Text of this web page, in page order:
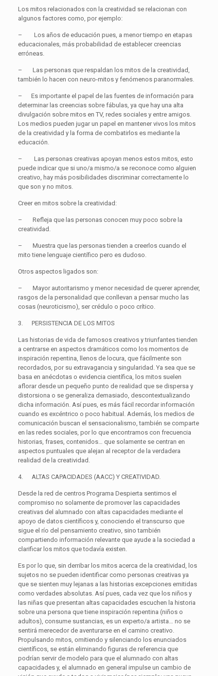
Los mitos relacionados con la creatividad se relacionan con
algunos factores como, por ejemplo:
– Los años de educación pues, a menor tiempo en etapas
educacionales, más probabilidad de establecer creencias
erróneas.
– Las personas que respaldan los mitos de la creatividad,
también lo hacen con neuro-mitos y fenómenos paranormales.
–
Es importante el papel de las fuentes de información para
determinar las creenciassobre fábulas, ya que hay una alta
divulgación sobre mitos en TV, redes sociales y entre amigos.
Los medios pueden jugar un papel en mantener vivos los mitos
de la creatividad y la forma de combatirlos es mediante la
educación
– Las personascreativas apoyan menos estos mitos, esto
puede indicar que si uno/a mismo/a se reconoce como alguien
creativo , hay más posibilidades discriminar correctamente lo
que son y no mitos.
Creer en mitos sobre la creatividad :
–
Refleja que las personas conocen muy poco sobre la
creatividad.
–
Muestra que las personas tienden a creerlos cuando el
mito tiene lenguaje científico pero es dudoso.
Otros aspectos ligados son:
–
Mayor autoritarismo y menor necesidad de querer aprender,
rasgos de la personalidad que conllevan a pensar mucho las
cosas (neuroticismo), ser crédulo o poco crítico.
3. PERSISTENCIA DE LOS MITOS
Las historias de vida de famosos creativos y triunfantes tienden
a centrarse en aspectos dramáticos como los momentos de
inspiración repentina, llenos de locura, que fácilmente son
recordados, por su extravagancia y singularidad. Ya sea que se
basa en anécdotas o evidencia científica, los mitos suelen
aflorar desde un pequeño punto de realidad que se dispersa y
distorsiona o se generaliza demasiado, descontextualizando
dicha información. Así pues, es más fácil recordar información
cuando es excéntrico o poco habitual. Además, los medios de
comunicación buscan el sensacionalismo, también se comparte
en las redes sociales, por lo que encontramos con frecuencia
historias, frases, contenidos… que solamente se centran en
aspectos puntuales que alejan al receptor de la verdadera
realidad de la creatividad.
4. ALTAS CAPACIDADES (AACC) Y CREATIVIDAD.
Desde la red de centros Programa Despierta sentimos el
compromiso no solamente de promover las capacidades
creativasdel alumnado con altas capacidades mediante el
apoyo de datos científicos y, conociendo el transcurso que
sigue el río del pensamiento creativo, sino también
compartiendo información relevante que ayude a la sociedad a
clarificar los mitos que todavía existen.
Es por lo que, sin derribar los mitosacerca de la creatividad
, los
sujetos no se pueden identificar como personas creativasya
que se sienten muy lejanas a las historias excepciones emitidas
como verdades absolutas. Así pues, cada vez que los niños y
las niñas que presentan altas capacidadesescuchen la historia
sobre una persona que tiene inspiración repentina (niños o
adultos), consume sustancias, es un experto/a artista… no se
sentirá merecedor de aventurarse en el camino creativo
Propulsando mitos, omitiendo y silenciando los enunciados
científicos, se están eliminando figuras de referencia que
podrían servir de modelo para que el alumnado con altas
capacidadesy, el alumnado en general impulse un cambio de